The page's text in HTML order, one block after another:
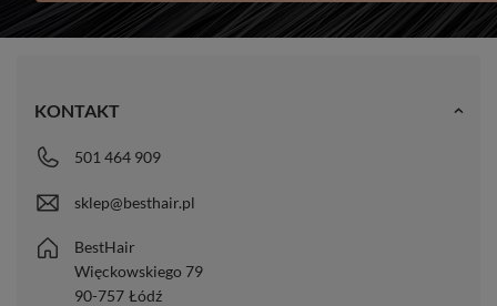
KONTAKT
501 464 909
sklep@besthair.pl
BestHair
Więckowskiego 79
90-757 Łódź